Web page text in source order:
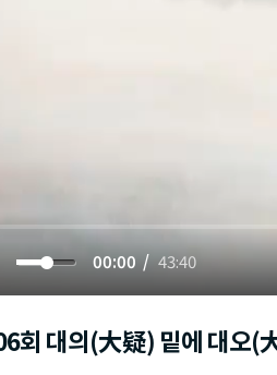
00:00 43:40
회 대의(大疑) 밑에 대오